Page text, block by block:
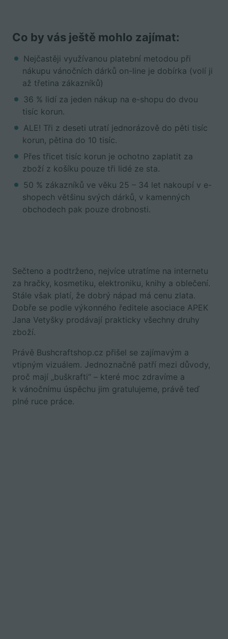
Co by vás ještě mohlo zajímat:
Nejčastěji využívanou platební metodou při
nákupu vánočních dárků on-line je dobírka (volí ji
až třetina zákazníků)
36 % lidí za jeden nákup na e-shopu do dvou
tisíc korun.
ALE! Tři z deseti utratí jednorázově do pěti tisíc
korun, pětina do 10 tisíc.
Přes třicet tisíc korun je ochotno zaplatit za
zboží z košíku pouze tři lidé ze sta.
50 % zákazníků ve věku 25 – 34 let nakoupí v e-
shopech většinu svých dárků, v kamenných
obchodech pak pouze drobnosti.
Sečteno a podtrženo, nejvíce utratíme na internetu
za hračky, kosmetiku, elektroniku, knihy a oblečení.
Stále však platí, že dobrý nápad má cenu zlata.
Dobře se podle výkonného ředitele asociace APEK
Jana Vetyšky prodávají prakticky všechny druhy
zboží.
Právě Bushcraftshop.cz přišel se zajímavým a
vtipným vizuálem. Jednoznačně patří mezi důvody,
proč mají „buškrafti“ – které moc zdravíme a
k vánočnímu úspěchu jim gratulujeme, právě teď
plné ruce práce.